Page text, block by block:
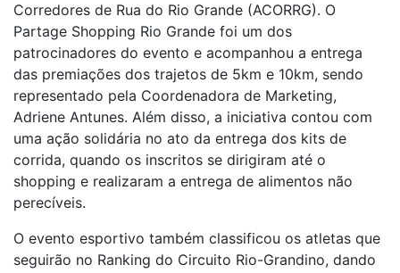
Corredores de Rua do Rio Grande (ACORRG). O
Partage Shopping Rio Grande foi um dos
patrocinadores do evento e acompanhou a entrega
das premiações dos trajetos de 5km e 10km, sendo
representado pela Coordenadora de Marketing,
Adriene Antunes. Além disso, a iniciativa contou com
uma ação solidária no ato da entrega dos kits de
corrida, quando os inscritos se dirigiram até o
shopping e realizaram a entrega de alimentos não
perecíveis.
O evento esportivo também classificou os atletas que
seguirão no Ranking do Circuito Rio-Grandino, dando